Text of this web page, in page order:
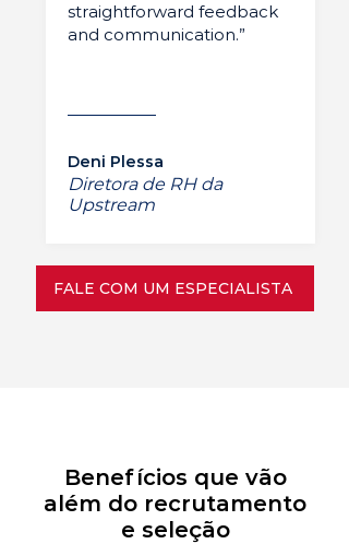
straightforward feedback
and communication.”
Deni Plessa
Diretora de RH da
Upstream
FALE COM UM ESPECIALISTA
Benefícios que vão
além do recrutamento
e seleção